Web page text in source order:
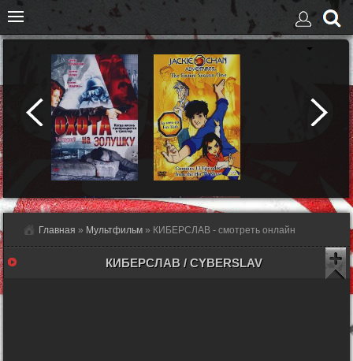
Главная » Мультфильм » КИБЕРСЛАВ - смотреть онлайн
КИБЕРСЛАВ / CYBERSLAV